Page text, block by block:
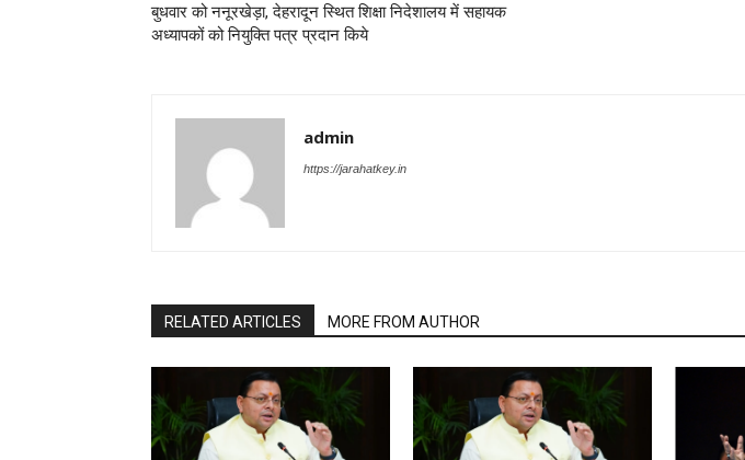
बुधवार को ननूरखेड़ा, देहरादून स्थित शिक्षा निदेशालय में सहायक
अध्यापकों को नियुक्ति पत्र प्रदान किये
admin
https://jarahatkey.in
RELATED ARTICLES MORE FROM AUTHOR